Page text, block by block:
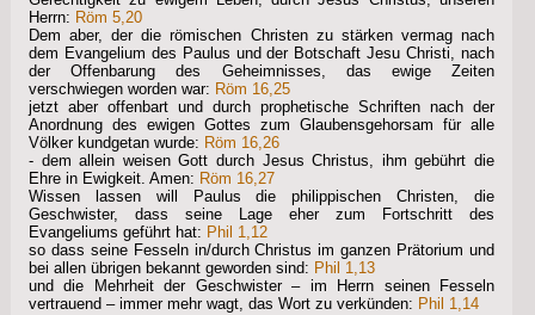
Herrn: Röm 5,20
Dem aber, der die römischen Christen zu stärken vermag nach
dem Evangelium des Paulus und der Botschaft Jesu Christi, nach
der Offenbarung des Geheimnisses, das ewige Zeiten
verschwiegen worden war: Röm 16,25
jetzt aber offenbart und durch prophetische Schriften nach der
Anordnung des ewigen Gottes zum Glaubensgehorsam für alle
Völker kundgetan wurde: Röm 16,26
- dem allein weisen Gott durch Jesus Christus, ihm gebührt die
Ehre in Ewigkeit. Amen: Röm 16,27
Wissen lassen will Paulus die philippischen Christen, die
Geschwister, dass seine Lage eher zum Fortschritt des
Evangeliums geführt hat: Phil 1,12
so dass seine Fesseln in/durch Christus im ganzen Prätorium und
bei allen übrigen bekannt geworden sind: Phil 1,13
und die Mehrheit der Geschwister – im Herrn seinen Fesseln
vertrauend – immer mehr wagt, das Wort zu verkünden: Phil 1,14